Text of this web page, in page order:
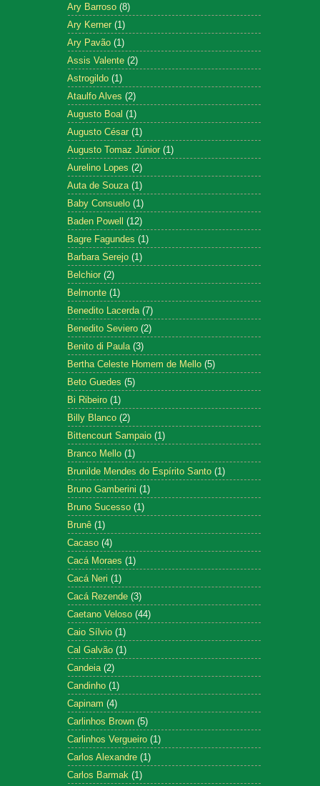
Ary Barroso (8)
Ary Kerner (1)
Ary Pavão (1)
Assis Valente (2)
Astrogildo (1)
Ataulfo Alves (2)
Augusto Boal (1)
Augusto César (1)
Augusto Tomaz Júnior (1)
Aurelino Lopes (2)
Auta de Souza (1)
Baby Consuelo (1)
Baden Powell (12)
Bagre Fagundes (1)
Barbara Serejo (1)
Belchior (2)
Belmonte (1)
Benedito Lacerda (7)
Benedito Seviero (2)
Benito di Paula (3)
Bertha Celeste Homem de Mello (5)
Beto Guedes (5)
Bi Ribeiro (1)
Billy Blanco (2)
Bittencourt Sampaio (1)
Branco Mello (1)
Brunilde Mendes do Espírito Santo (1)
Bruno Gamberini (1)
Bruno Sucesso (1)
Brunê (1)
Cacaso (4)
Cacá Moraes (1)
Cacá Neri (1)
Cacá Rezende (3)
Caetano Veloso (44)
Caio Sílvio (1)
Cal Galvão (1)
Candeia (2)
Candinho (1)
Capinam (4)
Carlinhos Brown (5)
Carlinhos Vergueiro (1)
Carlos Alexandre (1)
Carlos Barmak (1)